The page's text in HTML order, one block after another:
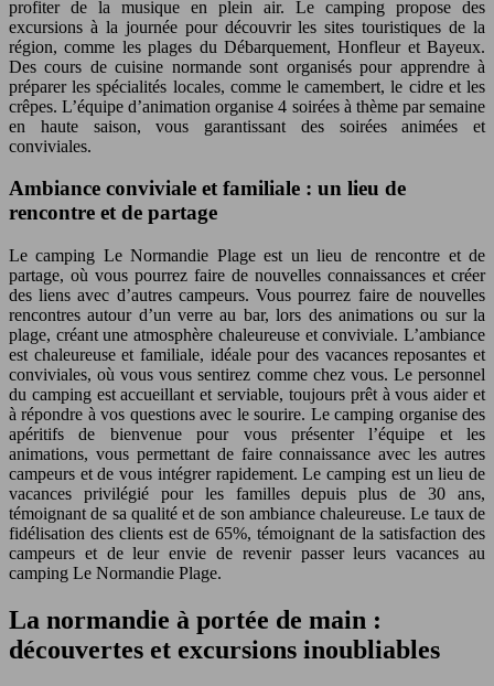
profiter de la musique en plein air. Le camping propose des
excursions à la journée pour découvrir les sites touristiques de la
région, comme les plages du Débarquement, Honfleur et Bayeux.
Des cours de cuisine normande sont organisés pour apprendre à
préparer les spécialités locales, comme le camembert, le cidre et les
crêpes. L’équipe d’animation organise 4 soirées à thème par semaine
en haute saison, vous garantissant des soirées animées et
conviviales.
Ambiance conviviale et familiale : un lieu de
rencontre et de partage
Le camping Le Normandie Plage est un lieu de rencontre et de
partage, où vous pourrez faire de nouvelles connaissances et créer
des liens avec d’autres campeurs. Vous pourrez faire de nouvelles
rencontres autour d’un verre au bar, lors des animations ou sur la
plage, créant une atmosphère chaleureuse et conviviale. L’ambiance
est chaleureuse et familiale, idéale pour des vacances reposantes et
conviviales, où vous vous sentirez comme chez vous. Le personnel
du camping est accueillant et serviable, toujours prêt à vous aider et
à répondre à vos questions avec le sourire. Le camping organise des
apéritifs de bienvenue pour vous présenter l’équipe et les
animations, vous permettant de faire connaissance avec les autres
campeurs et de vous intégrer rapidement. Le camping est un lieu de
vacances privilégié pour les familles depuis plus de 30 ans,
témoignant de sa qualité et de son ambiance chaleureuse. Le taux de
fidélisation des clients est de 65%, témoignant de la satisfaction des
campeurs et de leur envie de revenir passer leurs vacances au
camping Le Normandie Plage.
La normandie à portée de main :
découvertes et excursions inoubliables